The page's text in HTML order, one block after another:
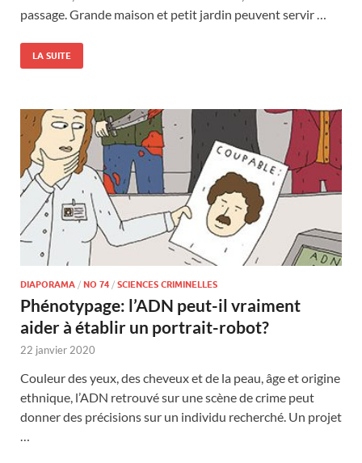
passage. Grande maison et petit jardin peuvent servir …
LA SUITE
DIAPORAMA / NO 74 / SCIENCES CRIMINELLES
Phénotypage: l’ADN peut-il vraiment
aider à établir un portrait-robot?
22 janvier 2020
Couleur des yeux, des cheveux et de la peau, âge et origine
ethnique, l’ADN retrouvé sur une scène de crime peut
donner des précisions sur un individu recherché. Un projet
…